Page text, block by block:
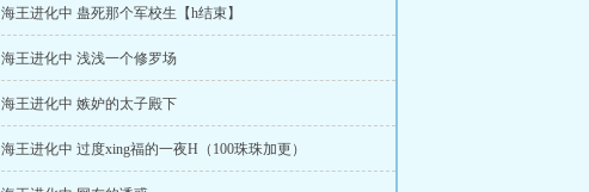
海王进化中 蛊死那个军校生【h结束】
海王进化中 浅浅一个修罗场
海王进化中 嫉妒的太子殿下
海王进化中 过度xing福的一夜H（100珠珠加更）